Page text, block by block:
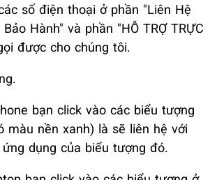
số điện thoại ở phần "Liên Hệ
Hành" và phần "HỖ TRỢ TRỰC
được cho chúng tôi.
bạn click vào các biểu tượng
màu nền xanh) là sẽ liên hệ với
dụng của biểu tượng đó.